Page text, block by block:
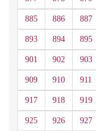
885 886 887
893 894 895
901 902 903
909 910 911
917 918 919
925 926 927